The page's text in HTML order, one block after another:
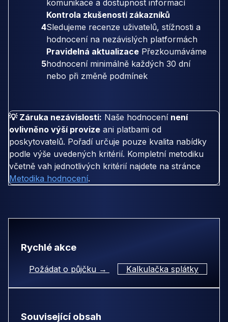
komunikace a dostupnost informací
4
Kontrola zkušeností zákazníků
Sledujeme recenze uživatelů, stížnosti a
hodnocení na nezávislých platformách
5
Pravidelná aktualizace Přezkoumáváme
hodnocení minimálně každých 30 dní
nebo při změně podmínek
💡 Záruka nezávislosti: Naše hodnocení není
ovlivněno výší provize ani platbami od
poskytovatelů. Pořadí určuje pouze kvalita nabídky
podle výše uvedených kritérií. Kompletní metodiku
včetně vah jednotlivých kritérií najdete na stránce
Metodika hodnocení.
Rychlé akce
Požádat o půjčku → Kalkulačka splátky
Související obsah